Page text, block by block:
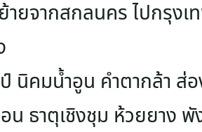
ยจากสกลนคร ไปกรุงเ
นิคมน้ำอูน คำตากล้า ส่อ
น ธาตุเชิงชุม ห้วยยาง พั